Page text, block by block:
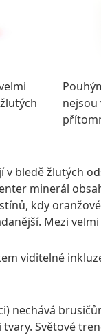
nejsou
v bledě žlutých
minerál
kdy
Mezi
viditelné
nechává
Světové